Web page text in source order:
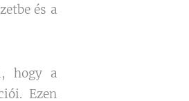
és a
hogy a
Ezen